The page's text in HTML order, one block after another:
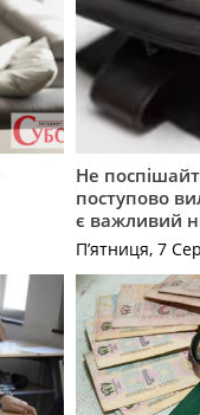
Не
поступово
є важливий
П’ятниця, 7